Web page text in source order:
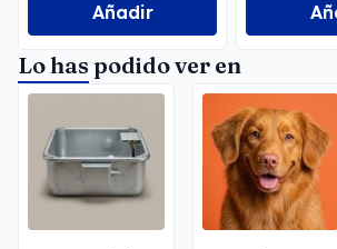
Añadir
Lo has podido ver en